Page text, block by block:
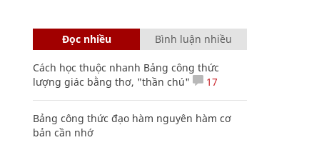
Đọc nhiều Bình luận nhiều
Cách học thuộc nhanh Bảng công thức
lượng giác bằng thơ, "thần chú"
17
Bảng công thức đạo hàm nguyên hàm cơ
bản cần nhớ